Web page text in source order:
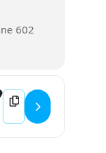
602
[]
Destination Address -